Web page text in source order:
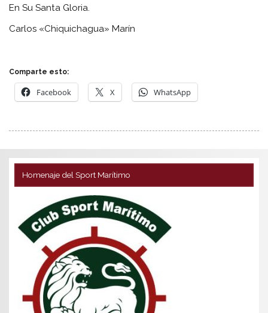
En Su Santa Gloria.
Carlos «Chiquichagua» Marín
Comparte esto:
Facebook X WhatsApp
Homenaje del Sport Marítimo